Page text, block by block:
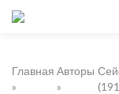
Главная Авторы